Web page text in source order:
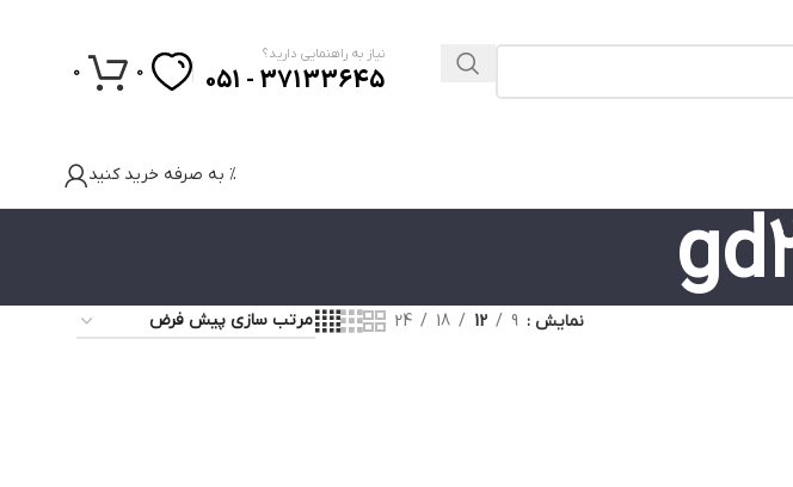
نیاز به راهنمایی دارید؟
37133645 - 051
0
0
% به صرفه خرید کنید
نمایش 9
12
18
24